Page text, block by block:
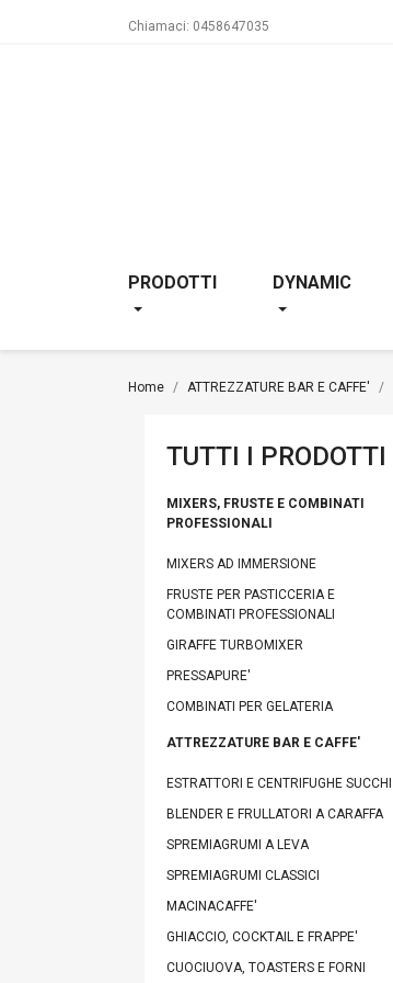
Chiamaci: 0458647035
PRODOTTI DYNAMIC
Home ATTREZZATURE BAR E CAFFE'
TUTTI I PRODOTTI
MIXERS, FRUSTE E COMBINATI
PROFESSIONALI
MIXERS AD IMMERSIONE
FRUSTE PER PASTICCERIA E
COMBINATI PROFESSIONALI
GIRAFFE TURBOMIXER
PRESSAPURE'
COMBINATI PER GELATERIA
ATTREZZATURE BAR E CAFFE'
ESTRATTORI E CENTRIFUGHE SUCCHI
BLENDER E FRULLATORI A CARAFFA
SPREMIAGRUMI A LEVA
SPREMIAGRUMI CLASSICI
MACINACAFFE'
GHIACCIO, COCKTAIL E FRAPPE'
CUOCIUOVA, TOASTERS E FORNI